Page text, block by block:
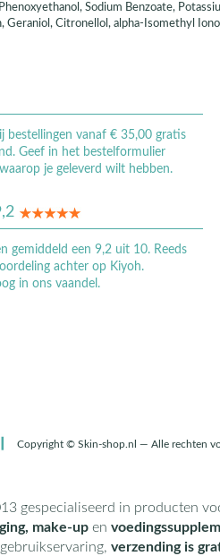
Sodium Benzoate,
Geraniol, Citronellol, alpha-Isomethyl
bestellingen vanaf € 35,00 gratis
Geef in het bestelformulier
je geleverd wilt hebben.
gemiddeld een 9,2 uit 10. Reeds
achter op Kiyoh.
in ons vaandel.
Copyright © Skin-shop.nl — Alle rechten
gespecialiseerd in producten
make-upen
verzending is